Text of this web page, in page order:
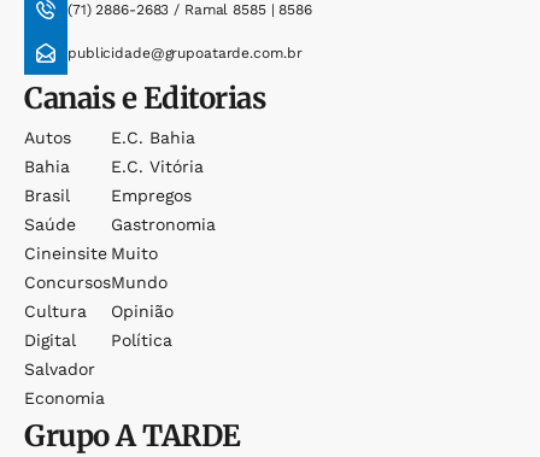
(71) 2886-2683 / Ramal 8585 | 8586
publicidade@grupoatarde.com.br
Canais e Editorias
Autos
Bahia
Brasil
Saúde
Cineinsite
Concursos
Cultura
Digital
Salvador
Economia
E.c. Bahia
E.c. Vitória
Empregos
Gastronomia
Muito
Mundo
Opinião
Política
GrupoA TARDE